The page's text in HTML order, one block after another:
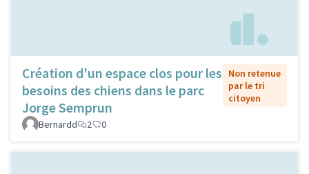
Création d'un espace clos pour les
besoins des chiens dans le parc
Jorge Semprun
Non retenue
par le tri
citoyen
Bernardd 2 0